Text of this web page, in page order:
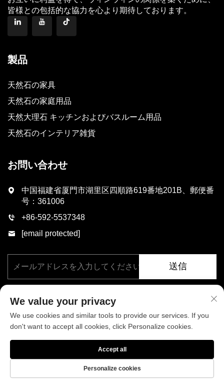
皆様との包括的な協力を心より期待しております。
製品
天然石の家具
天然石の家庭用品
天然大理石 キッチンおよびバスルーム用品
天然石のインテリア雑貨
お問い合わせ
中国福建省厦門市湖里区四順路619番地201B、郵便番
号：361006
+86-592-5537348
[email protected]
送信
著作権 © 厦門フェニックス工業有限公司、すべての権利を保有。
当社について
ニュース お問い合わせ
We value your privacy
We use cookies and similar tools to provide our services. If you
don't want to accept all cookies, click Personalize cookies.
Personalize cookies
Accept all